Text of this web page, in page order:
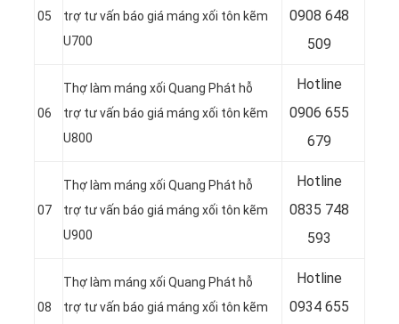
05
trợ tư vấn báo giá máng xối tôn kẽm
U700
0908 648
509
06
Thợ làm máng xối Quang Phát hỗ
trợ tư vấn báo giá máng xối tôn kẽm
U800
Hotline
0906 655
679
07
Thợ làm máng xối Quang Phát hỗ
trợ tư vấn báo giá máng xối tôn kẽm
U900
Hotline
0835 748
593
08
Thợ làm máng xối Quang Phát hỗ
trợ tư vấn báo giá máng xối tôn kẽm
Hotline
0934 655